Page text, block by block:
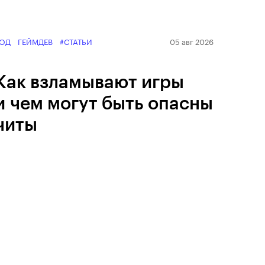
ГЕЙМДЕВ #СТАТЬИ 05 авг 2026
взламывают игры
чем могут быть опасны